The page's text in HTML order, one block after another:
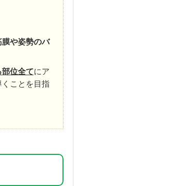
や姿勢のバ
位全てにア
ことを目指